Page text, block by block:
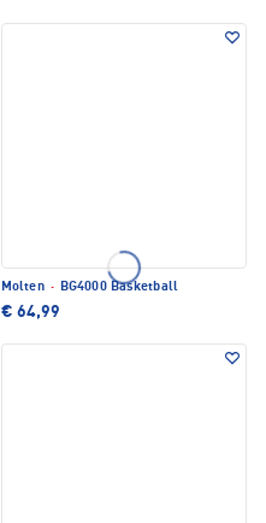
Molten · BG4000 Basketball
€ 64,99